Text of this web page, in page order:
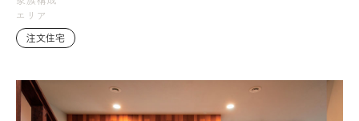
エリア
注文住宅